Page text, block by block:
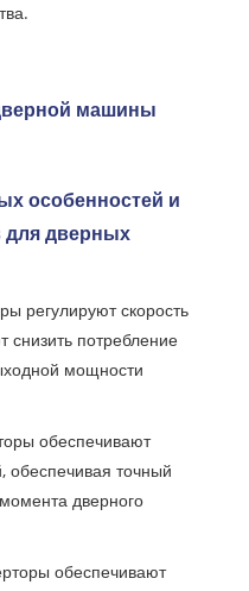
машины
особенностей и
для дверных
регулируют скорость
снизить потребление
мощности
обеспечивают
обеспечивая точный
дверного
обеспечивают